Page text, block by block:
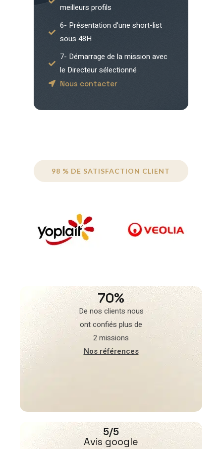
meilleurs profils
6- Présentation d'une short-list
sous 48H
7- Démarrage de la mission avec
le Directeur sélectionné
Nous contacter
98 % DE SATISFACTION CLIENT
70%
De nos clients nous
ont confiés plus de
2 missions
Nos références
5/5
Avis google